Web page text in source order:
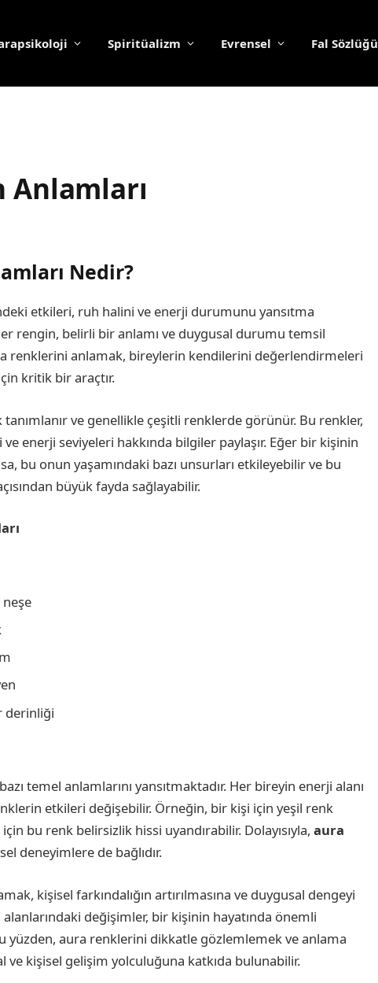
Spiritüalizm Evrensel Fal Sözlüğü
Nedir?
etkileri, ruh halini ve enerji durumunu yansıtma
rengin, belirli bir anlamı ve duygusal durumu temsil
renklerini anlamak, bireylerin kendilerini değerlendirmeleri
kritik bir araçtır.
ve genellikle çeşitli renklerde görünür. Bu renkler,
enerji seviyeleri hakkında bilgiler paylaşır. Eğer bir kişinin
bu onun yaşamındaki bazı unsurları etkileyebilir ve bu
büyük fayda sağlayabilir.
neşe
derinliği
temel anlamlarını yansıtmaktadır. Her bireyin enerji alanı
etkileri değişebilir. Örneğin, bir kişi için yeşil renk
bu renk belirsizlik hissi uyandırabilir. Dolayısıyla, aura
deneyimlere de bağlıdır.
kişisel farkındalığın artırılmasına ve duygusal dengeyi
alanlarındaki değişimler, bir kişinin hayatında önemli
yüzden, aura renklerini dikkatle gözlemlemek ve anlama
ve kişisel gelişim yolculuğuna katkıda bulunabilir.